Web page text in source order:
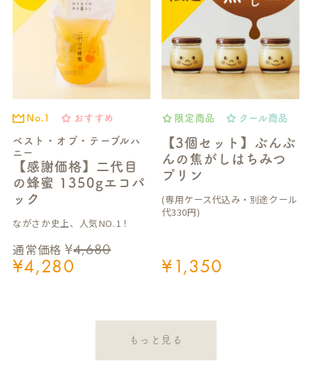
ベスト・オブ・テーブルハ
ニー
【感謝価格】二代目
の蜂蜜 1350gエコパ
ック
No.1 おすすめ
通常価格 ¥4,680
¥4,280
ながさか史上、人気NO.1！
【3個セット】ぶんぶ
んの焦がしはちみつ
プリン
限定商品 クール商品
¥1,350
(専用ケース代込み・別途クール
代330円)
もっと見る